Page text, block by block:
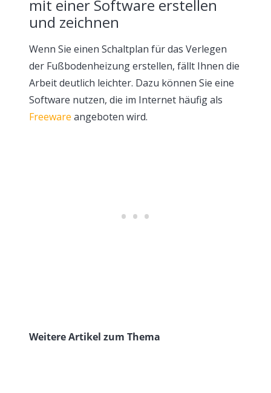
mit einer Software erstellen
und zeichnen
Wenn Sie einen Schaltplan für das Verlegen
der Fußbodenheizung erstellen, fällt Ihnen die
Arbeit deutlich leichter. Dazu können Sie eine
Software nutzen, die im Internet häufig als
Freeware angeboten wird.
Weitere Artikel zum Thema